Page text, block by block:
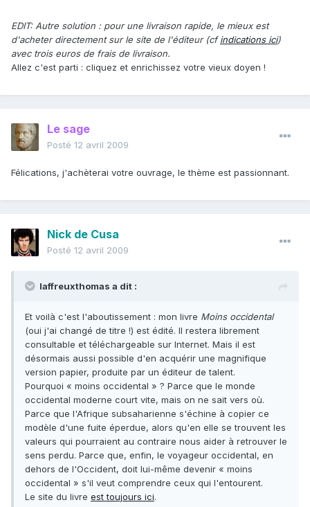
EDIT: Autre solution : pour une livraison rapide, le mieux est
d'acheter directement sur le site de l'éditeur (cfindications ici)
avec trois euros de frais de livraison.
Allez c'est parti : cliquez et enrichissez votre vieux doyen !
Le sage
Posté 12 avril 2009
Félications, j'achèterai votre ouvrage, le thème est passionnant.
Nick de Cusa
Posté 12 avril 2009
laffreuxthomas a dit :
Et voilà c'est l'aboutissement : mon livre Moins occidental
(oui j'ai changé de titre !) est édité. Il restera librement
consultable et téléchargeable sur Internet. Mais il est
désormais aussi possible d'en acquérir une magnifique
version papier, produite par un éditeur de talent.
Pourquoi « moins occidental » ? Parce que le monde
occidental moderne court vite, mais on ne sait vers où.
Parce que l'Afrique subsaharienne s'échine à copier ce
modèle d'une fuite éperdue, alors qu'en elle se trouvent les
valeurs qui pourraient au contraire nous aider à retrouver le
sens perdu. Parce que, enfin, le voyageur occidental, en
dehors de l'Occident, doit lui-même devenir « moins
occidental » s'il veut comprendre ceux qui l'entourent.
Le site du livre est toujours ici.